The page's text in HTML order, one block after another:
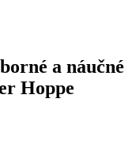
a náučné
Hoppe